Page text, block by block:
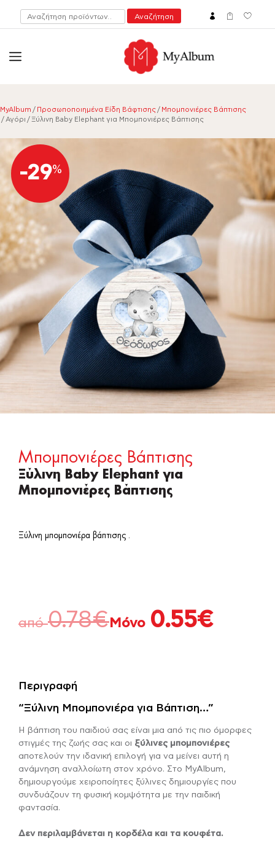
Αναζήτηση
για:
Αναζήτηση
open
MyAlbum / Προσωποποιημένα Είδη Βάφτισης / Μπομπονιέρες Βάπτισης
/ Αγόρι / Ξύλινη Baby Elephant για Μπομπονιέρες Βάπτισης
-29%
Μπομπονιέρες Βάπτισης
Ξύλινη Baby Elephant για
Μπομπονιέρες Βάπτισης
Ξύλινη μπομπονιέρα βάπτισης .
από 0.78€ Μόνο 0.55€
Περιγραφή
“Ξύλινη Μπομπονιέρα για Βάπτιση…”
Η βάπτιση του παιδιού σας είναι μια από τις πιο όμορφες
στιγμές της ζωής σας και οι ξύλινες μπομπονιέρες
αποτελούν την ιδανική επιλογή για να μείνει αυτή η
ανάμνηση αναλλοίωτη στον χρόνο. Στο MyAlbum,
δημιουργούμε χειροποίητες ξύλινες δημιουργίες που
συνδυάζουν τη φυσική κομψότητα με την παιδική
φαντασία.
Δεν περιλαμβάνεται η κορδέλα και τα κουφέτα.